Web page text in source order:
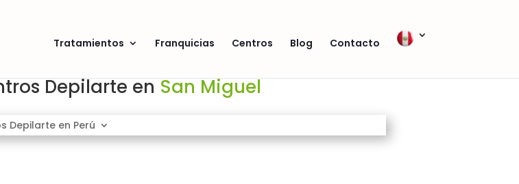
Tratamientos Franquicias Centros Blog Contacto
Depilarte en San Miguel
Depilarte en Perú